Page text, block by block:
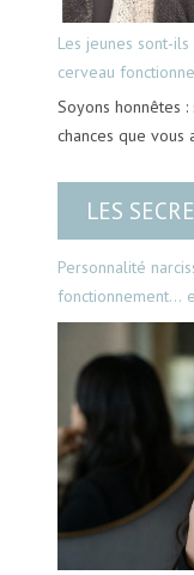
Les jeunes sont-
cerveau
Soyons honnêtes
chances que vous
LES
Personnalité
fonctionnement…